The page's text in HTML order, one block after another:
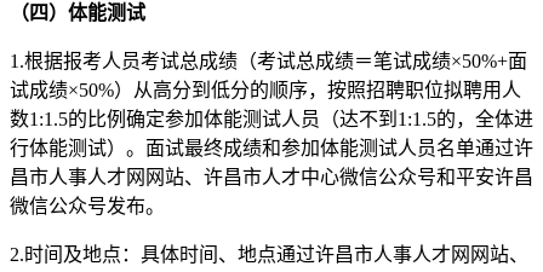
（四） 体能测试
1.根据报考人员考试总成绩（考试总成绩＝笔试成绩×50%+面
试成绩×50%）从高分到低分的顺序，按照招聘职位拟聘用人
数1:1.5的比例确定参加体能测试人员（达不到1:1.5的，全体进
行体能测试）。面试最终成绩和参加体能测试人员名单通过许
昌市人事人才网网站、许昌市人才中心微信公众号和平安许昌
微信公众号发布。
2.时间及地点：具体时间、地点通过许昌市人事人才网网站、